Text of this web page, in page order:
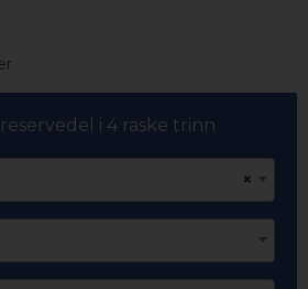
i 4 raske trinn
×